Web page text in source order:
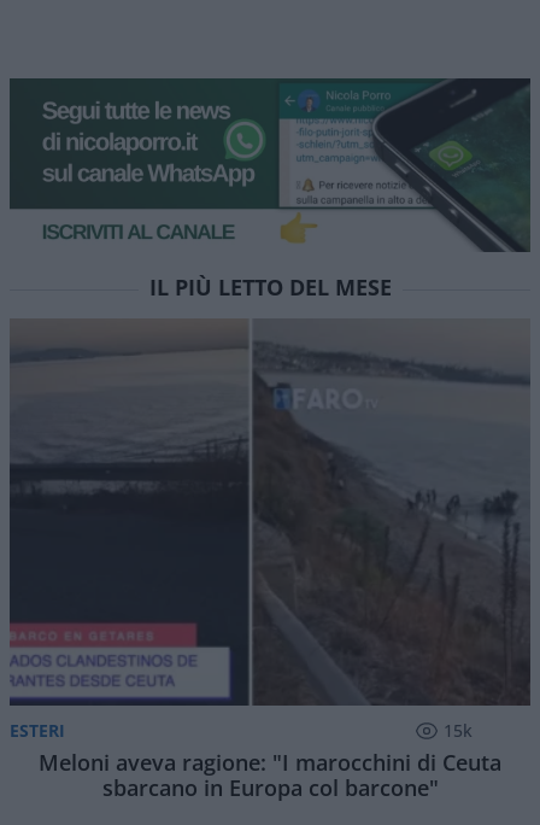
IL PIÙ LETTO DEL MESE
ESTERI 15k
Meloni aveva ragione: "I marocchini di Ceuta
sbarcano in Europa col barcone"